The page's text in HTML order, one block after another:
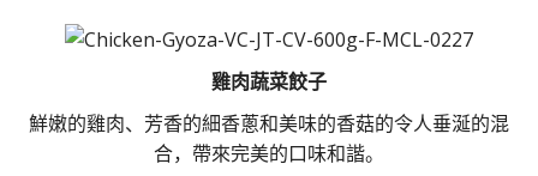
雞肉蔬菜餃子
鮮嫩的雞肉、芳香的細香蔥和美味的香菇的令人垂涎的混
合，帶來完美的口味和諧。